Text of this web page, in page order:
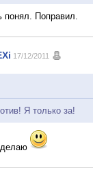
понял. Поправил.
17/12/2011
Я только за!